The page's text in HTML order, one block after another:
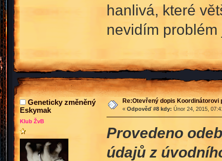
hanlivá, které
nevidím
Geneticky změněný
Eskymak
Klub ŽvB
Re:Otevřený dopis Koordinátorovi
« Odpověď #8 kdy: Únor 24, 2015,
Provedeno
údajů z